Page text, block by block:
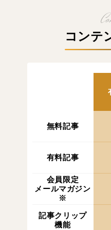
コンテ
無料記事
有料記事
会員限定
メールマガジン
※
記事クリップ
機能